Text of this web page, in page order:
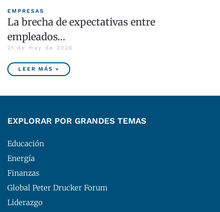
EMPRESAS
La brecha de expectativas entre
empleados…
21 de may de 2026
LEER MÁS »
EXPLORAR POR GRANDES TEMAS
Educación
Energía
Finanzas
Global Peter Drucker Forum
Liderazgo